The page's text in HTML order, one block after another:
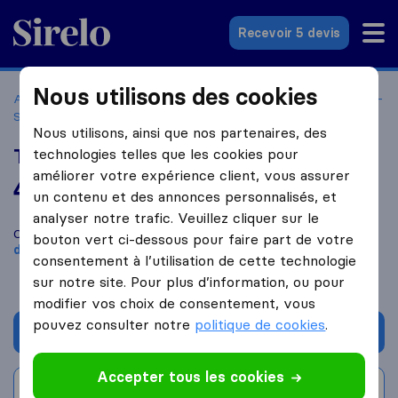
Sirelo.fr
Recevoir 5 devis
Accueil Déménageurs France
Déménageurs Asnières-sur-
Seine
Transports Ramdani Déménagements
4,4 basé sur 5
avis Sirelo et Google
i
Comparez Transports Ramdani Déménagements avec d'autres
déménageursà Asnières Sur Seine
Demander un devis
Rédiger un avis
Nous utilisons des cookies
Nous utilisons, ainsi que nos partenaires, des
technologies telles que les cookies pour
améliorer votre expérience client, vous assurer
un contenu et des annonces personnalisés, et
analyser notre trafic. Veuillez cliquer sur le
bouton vert ci-dessous pour faire part de votre
consentement à l’utilisation de cette technologie
sur notre site. Pour plus d’information, ou pour
modifier vos choix de consentement, vous
pouvez consulter notre politique de cookies.
Accepter tous les cookies